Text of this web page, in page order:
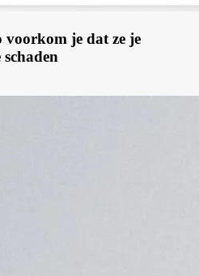
voorkom je dat ze je